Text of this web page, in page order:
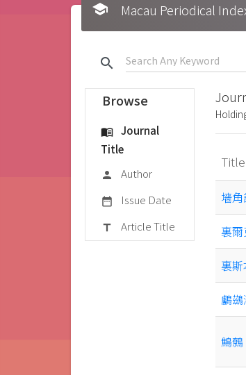
school Macau Periodical
search
Browse
menu_book
Journal
Title
person Author
date_range Issue Date
title Article Title
Title
墻
裏
裏斯
鸕
鷦鷯